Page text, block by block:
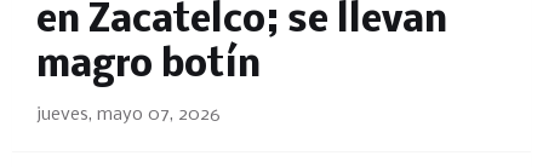
en Zacatelco; se llevan
magro botín
jueves, mayo 07, 2026